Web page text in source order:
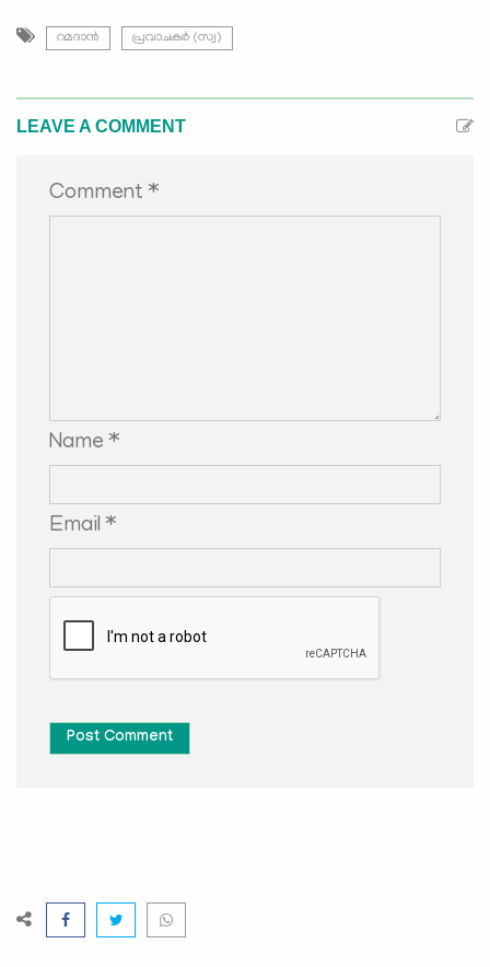
റമദാന്‍ പ്രവാചകര്‍ (സ്വ)
LEAVE A COMMENT
Comment *
Name *
Email *
Post Comment